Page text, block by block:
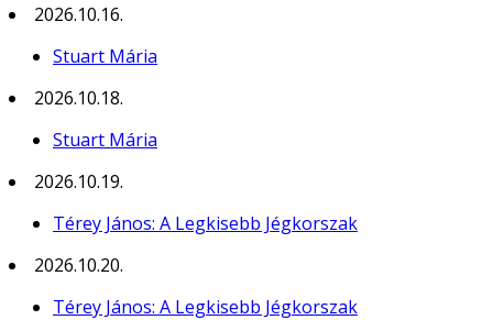
2026.10.16.
Stuart Mária
2026.10.18.
Stuart Mária
2026.10.19.
Térey János: A Legkisebb Jégkorszak
2026.10.20.
Térey János: A Legkisebb Jégkorszak